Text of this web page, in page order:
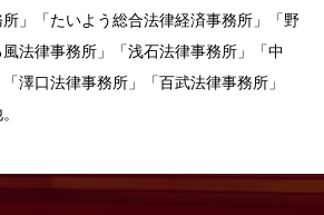
」「たいよう総合法律経済事務所」「野
法律事務所」「浅石法律事務所」「中
澤口法律事務所」「百武法律事務所」